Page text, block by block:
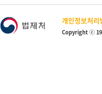
개인정보처리
Copyright ⓒ